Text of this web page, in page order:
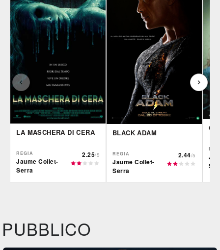
LA MASCHERA DI CERA
REGIA
Jaume Collet-
Serra
2.25/5
BLACK ADAM
REGIA
Jaume Collet-
Serra
2.44/5
PUBBLICO